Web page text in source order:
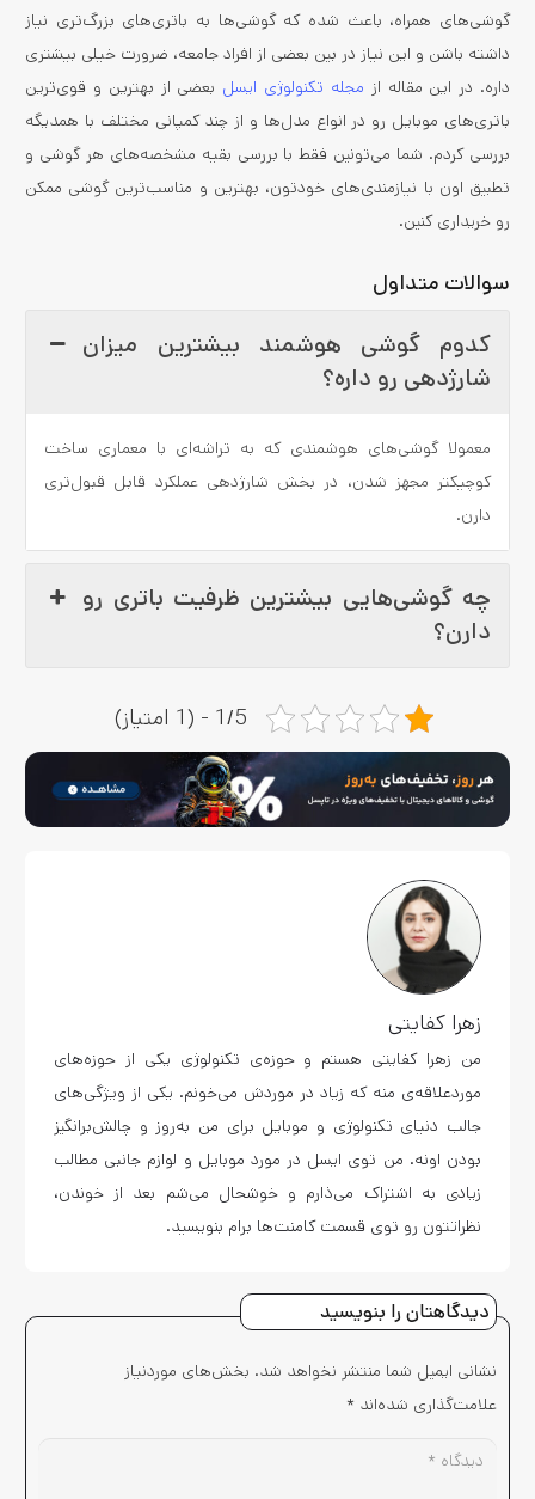
گوشی‌های همراه، باعث شده که گوشی‌ها به باتری‌های بزرگ‌تری نیاز
داشته باشن و این نیاز در بین بعضی از افراد جامعه، ضرورت خیلی بیشتری
داره. در این مقاله از مجله تکنولوژی ایسل بعضی از بهترین و قوی‌ترین
باتری‌های موبایل رو در انواع مدل‌ها و از چند کمپانی مختلف با همدیگه
بررسی کردم. شما می‌تونین فقط با بررسی بقیه مشخصه‌های هر گوشی و
تطبیق اون با نیازمندی‌های خودتون، بهترین و مناسب‌ترین گوشی ممکن
رو خریداری کنین.
سوالات متداول
کدوم گوشی هوشمند بیشترین میزان
شارژدهی رو داره؟
معمولا گوشی‌های هوشمندی که به تراشه‌ای با معماری ساخت
کوچیکتر مجهز شدن، در بخش شارژدهی عملکرد قابل قبول‌تری
دارن.
چه گوشی‌هایی بیشترین ظرفیت باتری رو
دارن؟
1/5 - (1 امتیاز)
زهرا کفایتی
من زهرا کفایتی هستم و حوزه‌ی تکنولوژی یکی از حوزه‌های
موردعلاقه‌ی منه که زیاد در موردش می‌خونم. یکی از ویژگی‌های
جالب دنیای تکنولوژی و موبایل برای من به‌روز و چالش‌برانگیز
بودن اونه. من توی ایسل در مورد موبایل و لوازم جانبی مطالب
زیادی به اشتراک می‌ذارم و خوشحال می‌شم بعد از خوندن،
نظراتتون رو توی قسمت کامنت‌ها برام بنویسید.
دیدگاهتان را بنویسید
نشانی ایمیل شما منتشر نخواهد شد. بخش‌های موردنیاز
علامت‌گذاری شده‌اند *